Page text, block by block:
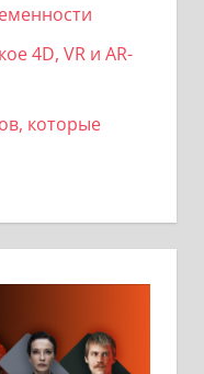
4D, VR и AR-
которые